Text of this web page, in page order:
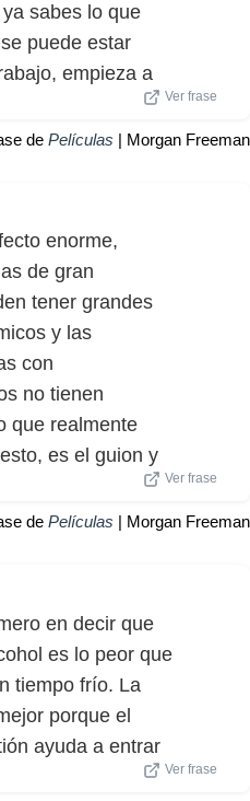
sabes lo que
puede estar
empieza a
Ver frase
de Películas | Morgan Freeman
enorme,
de gran
tener grandes
y las
con
no tienen
que realmente
es el guion y
Ver frase
de Películas | Morgan Freeman
en decir que
es lo peor que
tiempo frío. La
porque el
ayuda a entrar
Ver frase